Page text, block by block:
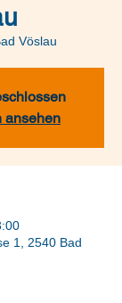
Vöslau
ansehen
1, 2540 Bad